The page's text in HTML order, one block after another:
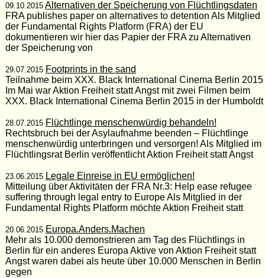
09.10.2015 Alternativen der Speicherung von Flüchtlingsdaten
FRA publishes paper on alternatives to detention Als Mitglied
der Fundamental Rights Platform (FRA) der EU
dokumentieren wir hier das Papier der FRA zu Alternativen
der Speicherung von
29.07.2015 Footprints in the sand
Teilnahme beim XXX. Black International Cinema Berlin 2015
Im Mai war Aktion Freiheit statt Angst mit zwei Filmen beim
XXX. Black International Cinema Berlin 2015 in der Humboldt
28.07.2015 Flüchtlinge menschenwürdig behandeln!
Rechtsbruch bei der Asylaufnahme beenden – Flüchtlinge
menschenwürdig unterbringen und versorgen! Als Mitglied im
Flüchtlingsrat Berlin veröffentlicht Aktion Freiheit statt Angst
23.06.2015 Legale Einreise in EU ermöglichen!
Mitteilung über Aktivitäten der FRA Nr.3: Help ease refugee
suffering through legal entry to Europe Als Mitglied in der
Fundamental Rights Platform möchte Aktion Freiheit statt
20.06.2015 Europa.Anders.Machen
Mehr als 10.000 demonstrieren am Tag des Flüchtlings in
Berlin für ein anderes Europa Aktive von Aktion Freiheit statt
Angst waren dabei als heute über 10.000 Menschen in Berlin
gegen